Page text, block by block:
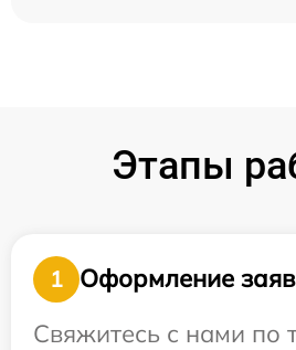
Этапы
1
Оформление
Свяжитесь с нами по